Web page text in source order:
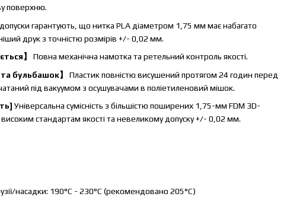
поверхню.
гарантують, що нитка PLA діаметром 1,75 мм має набагато
друк з точністю розмірів +/- 0,02 мм.
】 Повна механічна намотка та ретельний контроль якості.
та бульбашок】
Пластик повністю висушений протягом 24 годин перед
під вакуумом з осушувачами в поліетиленовий мішок.
Універсальна сумісність з більшістю поширених 1,75-мм FDM 3D-
стандартам якості та невеликому допуску +/- 0,02 мм.
насадки: 190°C - 230°C (рекомендовано 205°C)